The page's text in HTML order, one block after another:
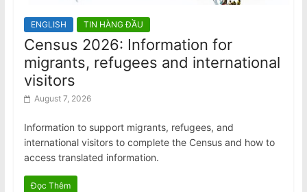
ENGLISH TIN HÀNG ĐẦU
Census 2026: Information for
migrants, refugees and international
visitors
August 7, 2026
Information to support migrants, refugees, and
international visitors to complete the Census and how to
access translated information.
Đọc Thêm